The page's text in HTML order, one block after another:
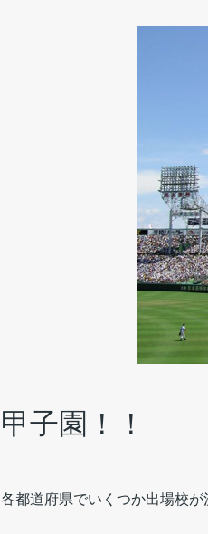
甲子園！！
各都道府県でいくつか出場校